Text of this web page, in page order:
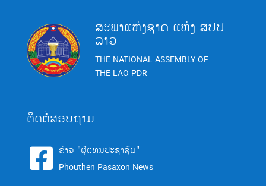
ສະພາແຫ່ງຊາດ ແຫ່ງ ສປປ
ລາວ
THE NATIONAL ASSEMBLY OF
THE LAO PDR
ຕິດຕໍ່ສອບຖາມ
 ຂ່າວ "ຜູ້ແທນປະຊາຊົນ"
Phouthen Pasaxon News